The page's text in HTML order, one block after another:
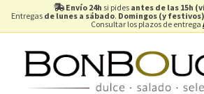
Envío 24h si pides antes de las 15h
Entregas de lunes a sábado. Domingos (y
Consultar los plazos de entrega